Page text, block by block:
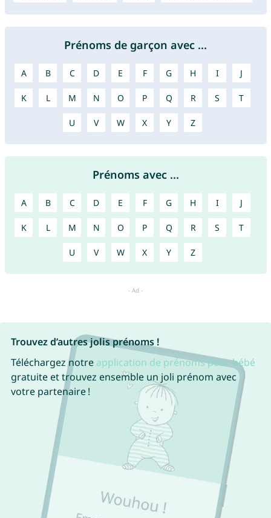
Prénoms de garçon avec ...
A B C D E F G H I J
K L M N O P Q R S T
U V W X Y Z
Prénoms avec ...
A B C D E F G H I J
K L M N O P Q R S T
U V W X Y Z
Trouvez d’autres jolis prénoms !
Téléchargez notre application de prénoms pour bébé
gratuite et trouvez ensemble un joli prénom avec
votre partenaire !